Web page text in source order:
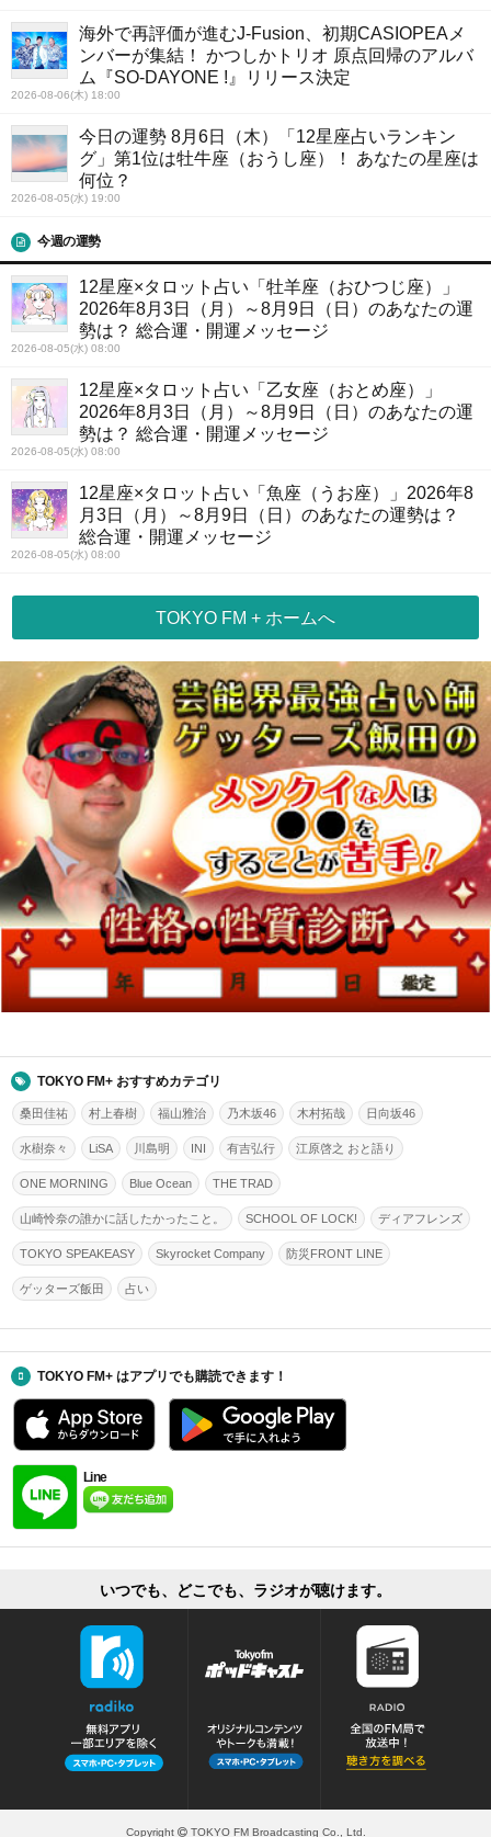
海外で再評価が進むJ-Fusion、初期CASIOPEAメ
ンバーが集結！ かつしかトリオ 原点回帰のアルバ
ム『SO-DAYONE !』リリース決定
2026-08-06(木) 18:00
今日の運勢 8月6日（木）「12星座占いランキン
グ」第1位は牡牛座（おうし座）！ あなたの星座は
何位？
2026-08-05(水) 19:00
今週の運勢
12星座×タロット占い「牡羊座（おひつじ座）」
2026年8月3日（月）～8月9日（日）のあなたの運
勢は？ 総合運・開運メッセージ
2026-08-05(水) 08:00
12星座×タロット占い「乙女座（おとめ座）」
2026年8月3日（月）～8月9日（日）のあなたの運
勢は？ 総合運・開運メッセージ
2026-08-05(水) 08:00
12星座×タロット占い「魚座（うお座）」2026年8
月3日（月）～8月9日（日）のあなたの運勢は？
総合運・開運メッセージ
2026-08-05(水) 08:00
TOKYO FM + ホームへ
TOKYO FM+ おすすめカテゴリ
桑田佳祐 村上春樹 福山雅治 乃木坂46 木村拓哉 日向坂46
水樹奈々 LiSA 川島明 INI 有吉弘行 江原啓之 おと語り
ONE MORNING Blue Ocean THE TRAD
山崎怜奈の誰かに話したかったこと。 SCHOOL OF LOCK! ディアフレンズ
TOKYO SPEAKEASY Skyrocket Company 防災FRONT LINE
ゲッターズ飯田 占い
TOKYO FM+ はアプリでも購読できます！
Line
いつでも、どこでも、ラジオが聴けます。
Copyright TOKYO FM Broadcasting Co., Ltd.